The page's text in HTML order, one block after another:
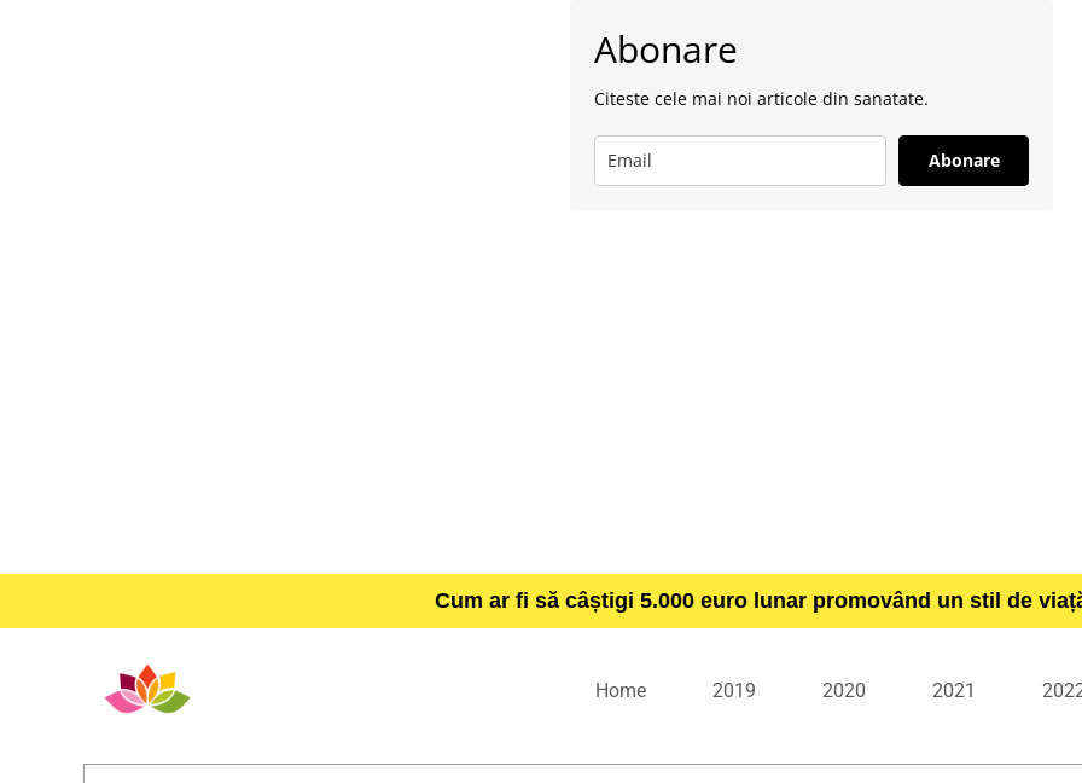
Abonare
Citeste cele mai noi articole din sanatate.
Abonare
Cum ar fi să câștigi 5.000 euro lunar promovând un stil de
Home 2019 2020 2021